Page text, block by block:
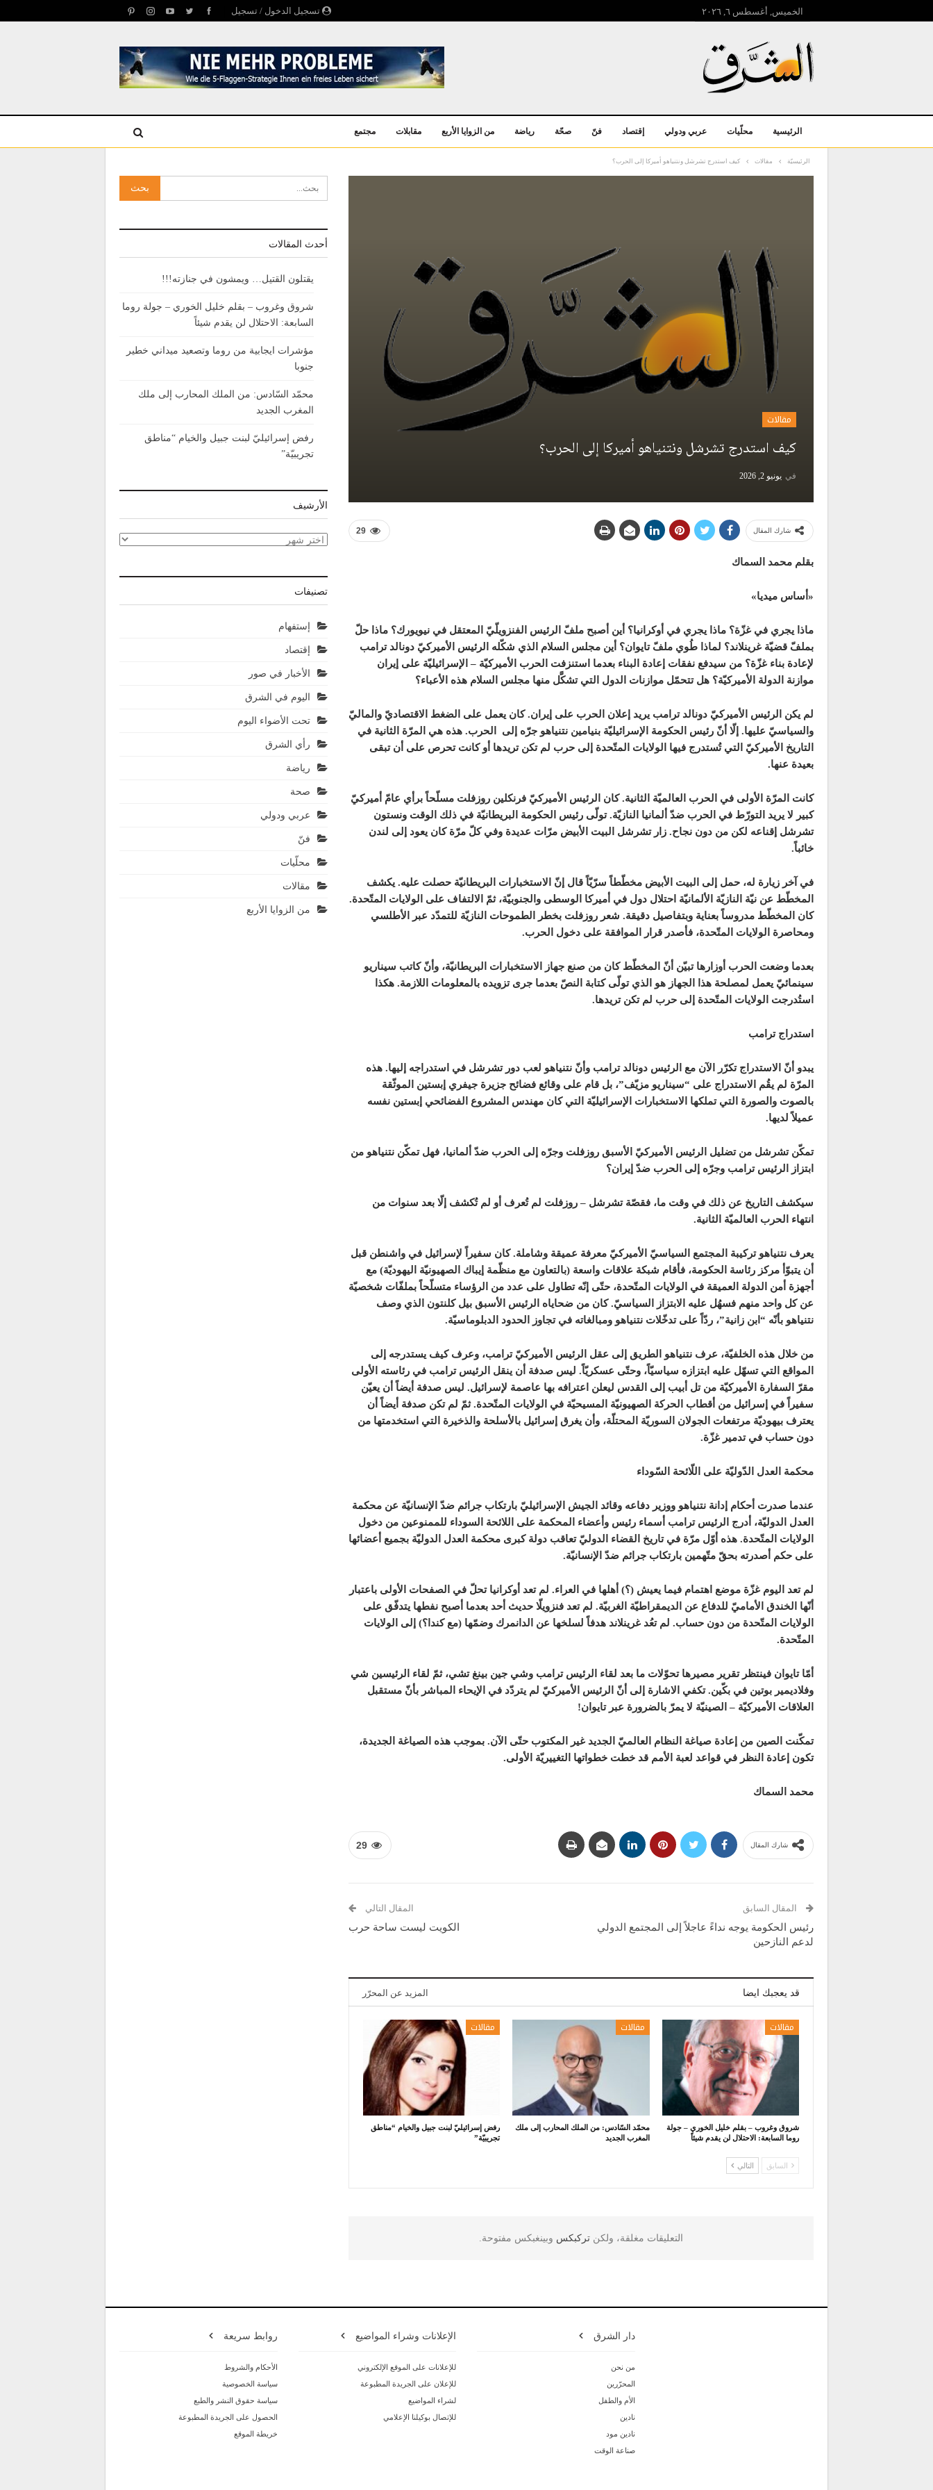
تسجيل الدخول / تسجيل الخميس, أغسطس ٦, ۲۰۲٦
الرئيسية محلّيات عربي ودولي إقتصاد فنّ صحّة رياضة من الزوايا الأربع مقابلات مجتمع
الرئيسيّة مقالات كيف استدرج تشرشل ونتنياهو أميركا إلى الحرب؟
مقالات
كيف استدرج تشرشل ونتنياهو أميركا إلى الحرب؟
في يونيو 2, 2026
29 شارك المقال
بقلم محمد السماك
«أساس ميديا»
ماذا يجري في غزّة؟ ماذا يجري في أوكرانيا؟ أين أصبح ملفّ الرئيس الفنزويلّيّ المعتقل في نيويورك؟ ماذا حلّ
بملفّ قضيّة غرينلاند؟ لماذا طُوي ملفّ تايوان؟ أين مجلس السلام الذي شكّله الرئيس الأميركيّ دونالد ترامب
لإعادة بناء غزّة؟ من سيدفع نفقات إعادة البناء بعدما استنزفت الحرب الأميركيّة – الإسرائيليّة على إيران
موازنة الدولة الأميركيّة؟ هل تتحمّل موازنات الدول التي تشكَّل منها مجلس السلام هذه الأعباء؟
لم يكن الرئيس الأميركيّ دونالد ترامب يريد إعلان الحرب على إيران. كان يعمل على الضغط الاقتصاديّ والماليّ
والسياسيّ عليها. إلّا أنّ رئيس الحكومة الإسرائيليّة بنيامين نتنياهو جرّه إلى الحرب. هذه هي المرّة الثانية في
التاريخ الأميركيّ التي تُستدرج فيها الولايات المتّحدة إلى حرب لم تكن تريدها أو كانت تحرص على أن تبقى
بعيدة عنها.
كانت المرّة الأولى في الحرب العالميّة الثانية. كان الرئيس الأميركيّ فرنكلين روزفلت مسلّحاً برأي عامّ أميركيّ
كبير لا يريد التورّط في الحرب ضدّ ألمانيا النازيّة. تولّى رئيس الحكومة البريطانيّة في ذلك الوقت ونستون
تشرشل إقناعه لكن من دون نجاح. زار تشرشل البيت الأبيض مرّات عديدة وفي كلّ مرّة كان يعود إلى لندن
خائباً.
في آخر زيارة له، حمل إلى البيت الأبيض مخطّطاً سرّيّاً قال إنّ الاستخبارات البريطانيّة حصلت عليه. يكشف
المخطّط عن نيّة النازيّة الألمانيّة احتلال دول في أميركا الوسطى والجنوبيّة، ثمّ الالتفاف على الولايات المتّحدة.
كان المخطّط مدروساً بعناية وبتفاصيل دقيقة. شعر روزفلت بخطر الطموحات النازيّة للتمدّد عبر الأطلسي
ومحاصرة الولايات المتّحدة، فأصدر قرار الموافقة على دخول الحرب.
بعدما وضعت الحرب أوزارها تبيّن أنّ المخطّط كان من صنع جهاز الاستخبارات البريطانيّة، وأنّ كاتب سيناريو
سينمائيّ يعمل لمصلحة هذا الجهاز هو الذي تولّى كتابة النصّ بعدما جرى تزويده بالمعلومات اللازمة. هكذا
استُدرجت الولايات المتّحدة إلى حرب لم تكن تريدها.
استدراج ترامب
يبدو أنّ الاستدراج تكرّر الآن مع الرئيس دونالد ترامب وأنّ نتنياهو لعب دور تشرشل في استدراجه إليها. هذه
المرّة لم يقُم الاستدراج على “سيناريو مزيّف”، بل قام على وقائع فضائح جزيرة جيفري إبستين الموثّقة
بالصوت والصورة التي تملكها الاستخبارات الإسرائيليّة التي كان مهندس المشروع الفضائحي إبستين نفسه
عميلاً لديها.
تمكّن تشرشل من تضليل الرئيس الأميركيّ الأسبق روزفلت وجرّه إلى الحرب ضدّ ألمانيا، فهل تمكّن نتنياهو من
ابتزاز الرئيس ترامب وجرّه إلى الحرب ضدّ إيران؟
سيكشف التاريخ عن ذلك في وقت ما، فقصّة تشرشل – روزفلت لم تُعرف أو لم تُكشف إلّا بعد سنوات من
انتهاء الحرب العالميّة الثانية.
يعرف نتنياهو تركيبة المجتمع السياسيّ الأميركيّ معرفة عميقة وشاملة. كان سفيراً لإسرائيل في واشنطن قبل
أن يتبوّأ مركز رئاسة الحكومة، فأقام شبكة علاقات واسعة (بالتعاون مع منظّمة إيباك الصهيونيّة اليهوديّة) مع
أجهزة أمن الدولة العميقة في الولايات المتّحدة، حتّى إنّه تطاول على عدد من الرؤساء متسلّحاً بملفّات شخصيّة
عن كل واحد منهم فسهُل عليه الابتزاز السياسيّ. كان من ضحاياه الرئيس الأسبق بيل كلنتون الذي وصف
نتنياهو بأنّه “ابن زانية”، ردّاً على تدخّلات نتنياهو ومبالغاته في تجاوز الحدود الدبلوماسيّة.
من خلال هذه الخلفيّة، عرف نتنياهو الطريق إلى عقل الرئيس الأميركيّ ترامب، وعرف كيف يستدرجه إلى
المواقع التي تسهّل عليه ابتزازه سياسيّاً، وحتّى عسكريّاً. ليس صدفة أن ينقل الرئيس ترامب في رئاسته الأولى
مقرّ السفارة الأميركيّة من تل أبيب إلى القدس ليعلن اعترافه بها عاصمة لإسرائيل. ليس صدفة أيضاً أن يعيّن
سفيراً في إسرائيل من أقطاب الحركة الصهيونيّة المسيحيّة في الولايات المتّحدة. ثمّ لم تكن صدفة أيضاً أن
يعترف بيهوديّة مرتفعات الجولان السوريّة المحتلّة، وأن يغرق إسرائيل بالأسلحة والذخيرة التي استخدمتها من
دون حساب في تدمير غزّة.
محكمة العدل الدّوليّة على اللّائحة السّوداء
عندما صدرت أحكام إدانة نتنياهو ووزير دفاعه وقائد الجيش الإسرائيليّ بارتكاب جرائم ضدّ الإنسانيّة عن محكمة
العدل الدوليّة، أدرج الرئيس ترامب أسماء رئيس وأعضاء المحكمة على اللائحة السوداء للممنوعين من دخول
الولايات المتّحدة. هذه أوّل مرّة في تاريخ القضاء الدوليّ تعاقب دولة كبرى محكمة العدل الدوليّة بجميع أعضائها
على حكم أصدرته بحقّ متّهمين بارتكاب جرائم ضدّ الإنسانيّة.
لم تعد اليوم غزّة موضع اهتمام فيما يعيش (؟) أهلها في العراء. لم تعد أوكرانيا تحلّ في الصفحات الأولى باعتبار
أنّها الخندق الأماميّ للدفاع عن الديمقراطيّة الغربيّة. لم تعد فنزويلّا حديث أحد بعدما أصبح نفطها يتدفّق على
الولايات المتّحدة من دون حساب. لم تعُد غرينلاند هدفاً لسلخها عن الدانمرك وضمّها (مع كندا؟) إلى الولايات
المتّحدة.
أمّا تايوان فينتظر تقرير مصيرها تحوّلات ما بعد لقاء الرئيس ترامب وشي جين بينغ تشي، ثمّ لقاء الرئيسين شي
وفلاديمير بوتين في بكّين. تكفي الاشارة إلى أنّ الرئيس الأميركيّ لم يتردّد في الإيحاء المباشر بأنّ مستقبل
العلاقات الأميركيّة – الصينيّة لا يمرّ بالضرورة عبر تايوان!
تمكّنت الصين من إعادة صياغة النظام العالميّ الجديد غير المكتوب حتّى الآن. بموجب هذه الصياغة الجديدة،
تكون إعادة النظر في قواعد لعبة الأمم قد خطت خطواتها التغييريّة الأولى.
محمد السماك
29 شارك المقال
المقال السابق
رئيس الحكومة يوجه نداءً عاجلاً إلى المجتمع الدولي
لدعم النازحين
المقال التالي
الكويت ليست ساحة حرب
قد يعجبك ايضا المزيد عن المحرّر
مقالات
شروق وغروب – بقلم خليل الخوري – جولة
روما السابعة: الاحتلال لن يقدم شيئاً
مقالات
محمّد السّادس: من الملك المحارب إلى ملك
المغرب الجديد
مقالات
رفض إسرائيليّ لبنت جبيل والخيام “مناطق
تجريبيّة”
السابق التالي
التعليقات مغلقة، ولكنتركبكس وبينغبكس مفتوحة.
أحدث المقالات
يقتلون القتيل… ويمشون في جنازته!!!
شروق وغروب – بقلم خليل الخوري – جولة روما
السابعة: الاحتلال لن يقدم شيئاً
مؤشرات ايجابية من روما وتصعيد ميداني خطير
جنوبا
محمّد السّادس: من الملك المحارب إلى ملك
المغرب الجديد
رفض إسرائيليّ لبنت جبيل والخيام “مناطق
تجريبيّة”
الأرشيف
الأرشيف
تصنيفات
إستفهام
إقتصاد
الأخبار في صور
اليوم في الشرق
تحت الأضواء اليوم
رأي الشرق
رياضة
صحة
عربي ودولي
فنّ
محلّيات
مقالات
من الزوايا الأربع
دار الشرق
من نحن
المحرّرين
الأم والطفل
نادين
نادين مود
صناعة الوقت
الإعلانات وشراء المواضيع
للإعلانات على الموقع الإلكتروني
للإعلان على الجريدة المطبوعة
لشراء المواضيع
للإتصال بوكيلنا الإعلامي
روابط سريعة
الأحكام والشروط
سياسة الخصوصية
سياسة حقوق النشر والطبع
الحصول على الجريدة المطبوعة
خريطة الموقع